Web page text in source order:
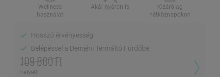
2 fő / 2 éj, félpanzióval
Wellness használat Akár nyáron is
Hosszú érvényesség
Wellness
használat
Akár nyáron is
Kizárólag
hétköznapokon
Hosszú érvényesség
Belépéssel a Demjéni Termáltó Fürdőbe
109 800 Ft
helyett